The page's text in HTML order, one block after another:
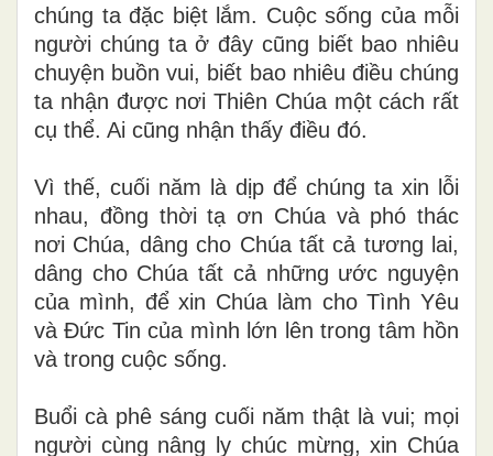
chúng ta đặc biệt lắm. Cuộc sống của mỗi
người chúng ta ở đây cũng biết bao nhiêu
chuyện buồn vui, biết bao nhiêu điều chúng
ta nhận được nơi Thiên Chúa một cách rất
cụ thể. Ai cũng nhận thấy điều đó.
Vì thế, cuối năm là dịp để chúng ta xin lỗi
nhau, đồng thời tạ ơn Chúa và phó thác
nơi Chúa, dâng cho Chúa tất cả tương lai,
dâng cho Chúa tất cả những ước nguyện
của mình, để xin Chúa làm cho Tình Yêu
và Đức Tin của mình lớn lên trong tâm hồn
và trong cuộc sống.
Buổi cà phê sáng cuối năm thật là vui; mọi
người cùng nâng ly chúc mừng, xin Chúa